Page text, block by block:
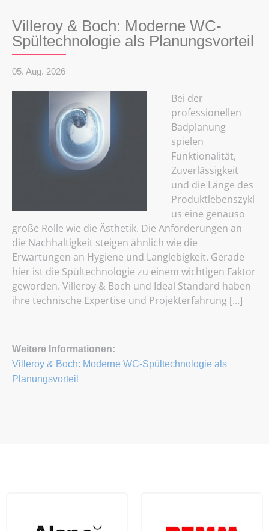
Villeroy & Boch: Moderne WC-
Spültechnologie als Planungsvorteil
05. Aug. 2026
Bei der
professionellen
Badplanung
spielen
Funktionalität,
Zuverlässigkeit
und die Länge des
Produktlebenszykl
us eine genauso
große Rolle wie die Ästhetik. Die Anforderungen an
die Nachhaltigkeit steigen ähnlich wie die
Erwartungen an Hygiene und Langlebigkeit. Gerade
hier ist die Spültechnologie zu einem wichtigen Faktor
geworden. Villeroy & Boch und Ideal Standard haben
ihre technische Expertise und Projekterfahrung […]
Weitere Informationen:
Villeroy & Boch: Moderne WC-Spültechnologie als
Planungsvorteil